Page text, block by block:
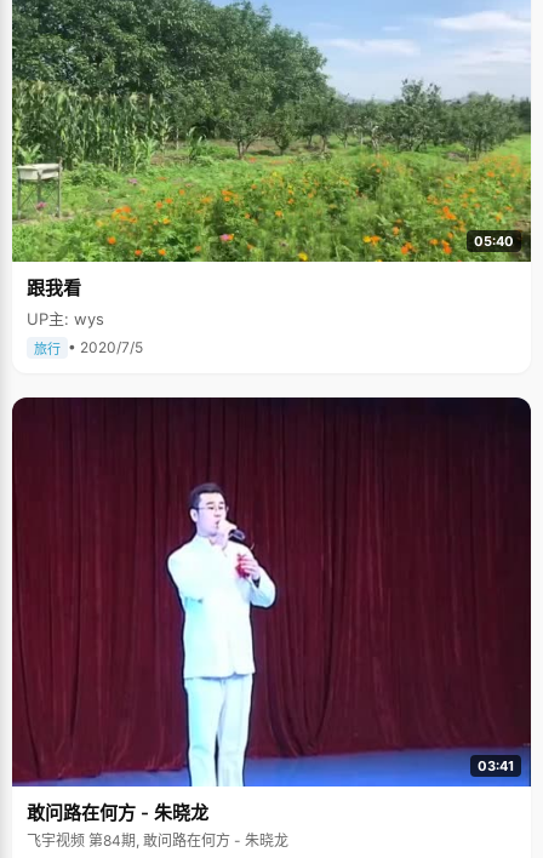
05:40
跟我看
UP主: wys
旅行 • 2020/7/5
03:41
敢问路在何方 - 朱晓龙
飞宇视频 第84期, 敢问路在何方 - 朱晓龙